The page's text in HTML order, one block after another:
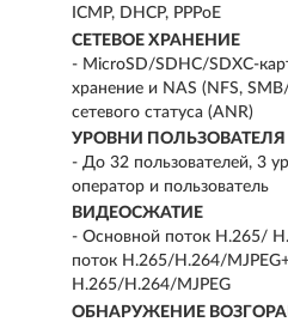
ICMP, DHCP, PPPoE
СЕТЕВОЕ ХРАНЕНИЕ
- MicroSD/SDHC/SDXC-
хранение и NAS (NFS,
сетевого статуса (ANR)
УРОВНИ ПОЛЬЗОВАТЕЛЯ
- До 32 пользователей, 3
оператор и пользователь
ВИДЕОСЖАТИЕ
- Основной поток H.265/
поток H.265/H.264/
H.265/H.264/MJPEG
ОБНАРУЖЕНИЕ